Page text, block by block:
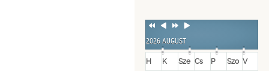
Previous
Previous
NextNext
2026 AUGUST
H K Sze Cs P Szo V